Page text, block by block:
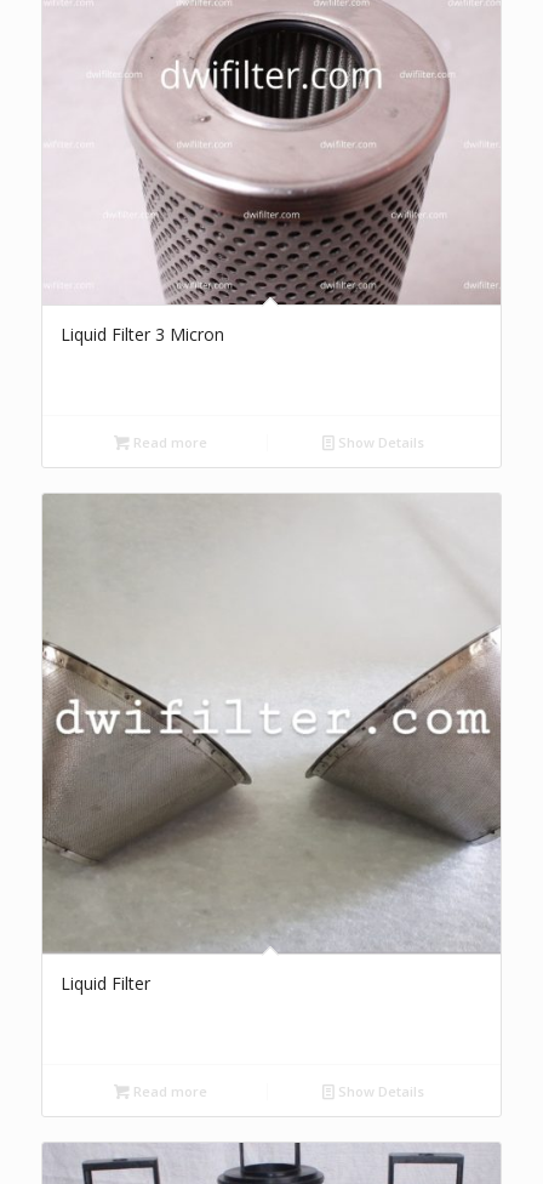
Liquid Filter 3 Micron
Read more Show Details
Liquid Filter
Read more Show Details